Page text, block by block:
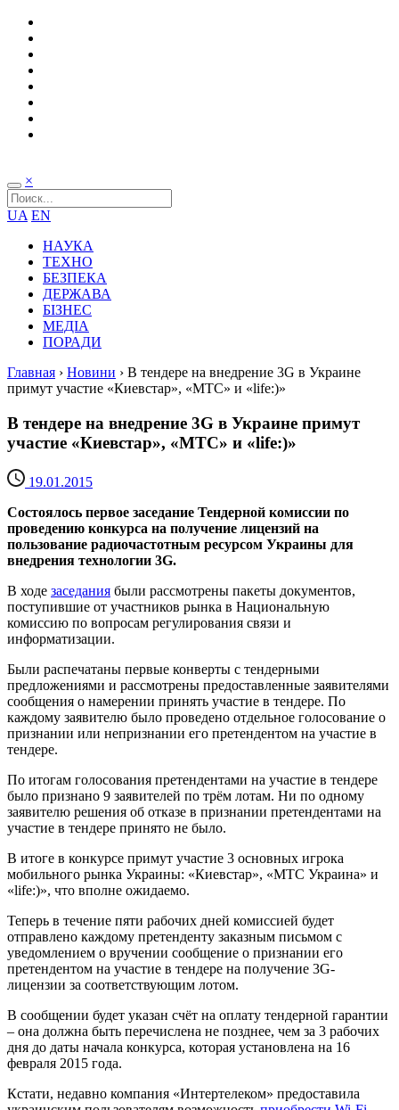
×
UA EN
НАУКА
ТЕХНО
БЕЗПЕКА
ДЕРЖАВА
БІЗНЕС
МЕДІА
ПОРАДИ
Главная › Новини › В тендере на внедрение 3G в Украине
примут участие «Киевстар», «МТС» и «life:)»
В тендере на внедрение 3G в Украине примут
участие «Киевстар», «МТС» и «life:)»
19.01.2015
Состоялось первое заседание Тендерной комиссии по
проведению конкурса на получение лицензий на
пользование радиочастотным ресурсом Украины для
внедрения технологии 3G.
В ходе заседания были рассмотрены пакеты документов,
поступившие от участников рынка в Национальную
комиссию по вопросам регулирования связи и
информатизации.
Были распечатаны первые конверты с тендерными
предложениями и рассмотрены предоставленные заявителями
сообщения о намерении принять участие в тендере. По
каждому заявителю было проведено отдельное голосование о
признании или непризнании его претендентом на участие в
тендере.
По итогам голосования претендентами на участие в тендере
было признано 9 заявителей по трём лотам. Ни по одному
заявителю решения об отказе в признании претендентами на
участие в тендере принято не было.
В итоге в конкурсе примут участие 3 основных игрока
мобильного рынка Украины: «Киевстар», «МТС Украина» и
«life:)», что вполне ожидаемо.
Теперь в течение пяти рабочих дней комиссией будет
отправлено каждому претенденту заказным письмом с
уведомлением о вручении сообщение о признании его
претендентом на участие в тендере на получение 3G-
лицензии за соответствующим лотом.
В сообщении будет указан счёт на оплату тендерной гарантии
– она должна быть перечислена не позднее, чем за 3 рабочих
дня до даты начала конкурса, которая установлена на 16
февраля 2015 года.
Кстати, недавно компания «Интертелеком» предоставила